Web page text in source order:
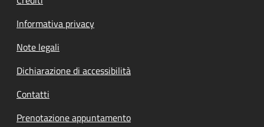
Informativa privacy
Note legali
Dichiarazione di accessibilità
Contatti
Prenotazione appuntamento